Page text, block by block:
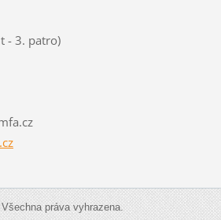
- 3. patro)
práva vyhrazena.